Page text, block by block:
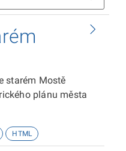
starém Mostě
plánu města
HTML